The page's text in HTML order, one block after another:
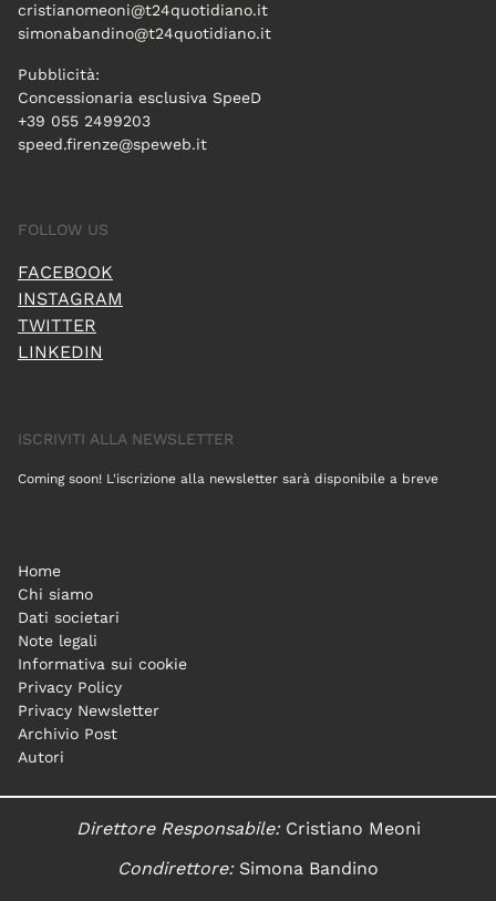
cristianomeoni@t24quotidiano.it
simonabandino@t24quotidiano.it
Pubblicità:
Concessionaria esclusiva SpeeD
+39 055 2499203
speed.firenze@speweb.it
FOLLOW US
FACEBOOK
INSTAGRAM
TWITTER
LINKEDIN
ISCRIVITI ALLA NEWSLETTER
Coming soon! L'iscrizione alla newsletter sarà disponibile a breve
Home
Chi siamo
Dati societari
Note legali
Informativa sui cookie
Privacy Policy
Privacy Newsletter
Archivio Post
Autori
Direttore Responsabile:Cristiano Meoni
Condirettore:Simona Bandino